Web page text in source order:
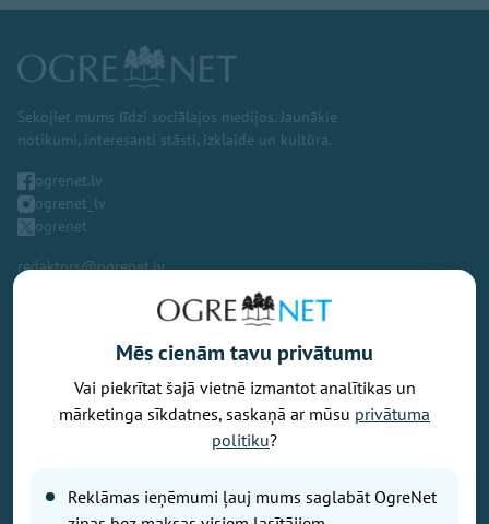
Sekojiet mums līdzi sociālajos medijos. Jaunākie
notikumi, interesanti stāsti, izklaide un kultūra.
ogrenet.lv
ogrenet_lv
ogrenet
redaktors@ogrenet.lv
Vēlaties izteikt savu viedokli par portālu? Pamanījāt kļūdu? Ir
problēma, ko vēlaties apspriest publiski? Vēlaties iesūtīt rakstu par
Jums aktuālu tēmu? Varbūt Jums vajadzīgs padoms? Rakstiet uz
Izdevējs: SIA "Ogres Balss".
Mēs cienām tavu privātumu
Vai piekrītat šajā vietnē izmantot analītikas un
mārketinga sīkdatnes, saskaņā ar mūsu privātuma
politiku?
Reklāmas ieņēmumi ļauj mums saglabāt OgreNet